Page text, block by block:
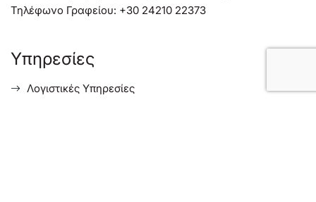
Τηλέφωνο Γραφείου: +30 24210 22373
Υπηρεσίες
Λογιστικές Υπηρεσίες